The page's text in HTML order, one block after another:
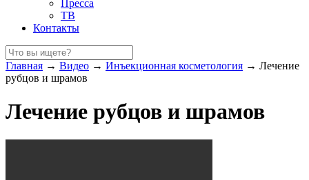
Пресса
ТВ
Контакты
Главная → Видео → Инъекционная косметология → Лечение
рубцов и шрамов
Лечение рубцов и шрамов